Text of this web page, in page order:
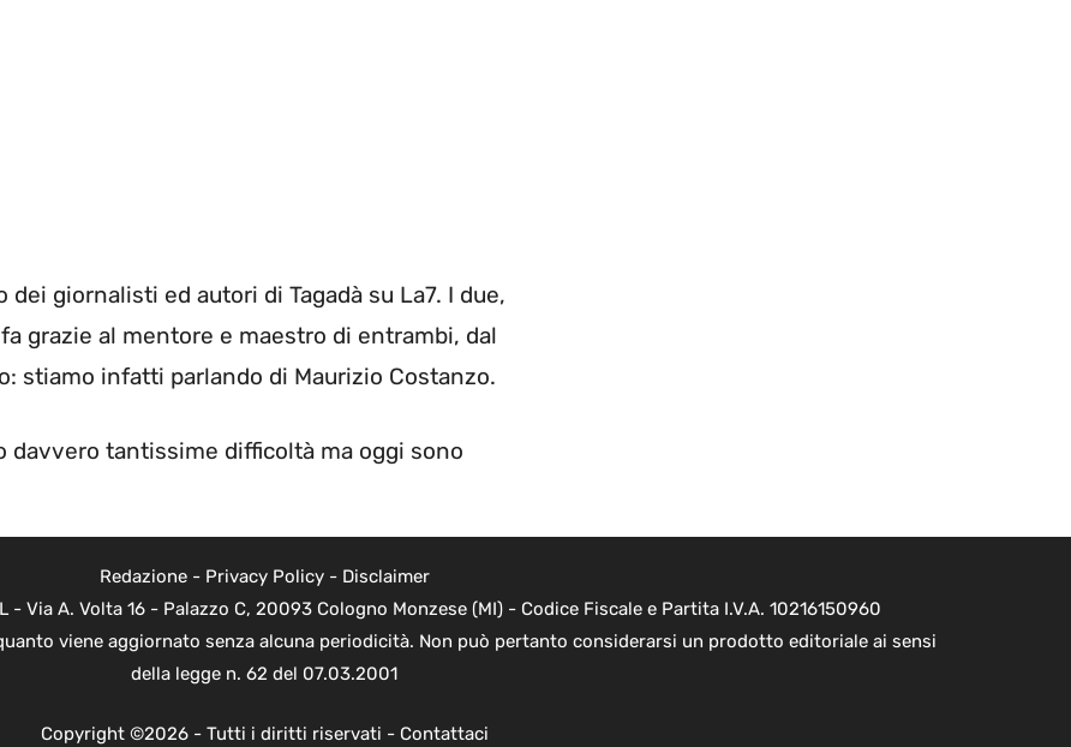
dei giornalisti ed autori di Tagadà su La7. I due,
grazie al mentore e maestro di entrambi, dal
stiamo infatti parlando di Maurizio Costanzo.
davvero tantissime difficoltà ma oggi sono
Redazione- Privacy Policy- Disclaimer
- Via A. Volta 16 - Palazzo C, 20093 Cologno Monzese (MI) - Codice Fiscale e Partita I.V.A. 10216150960
viene aggiornato senza alcuna periodicità. Non può pertanto considerarsi un prodotto editoriale ai sensi
della legge n. 62 del 07.03.2001
Copyright ©2026 - Tutti i diritti riservati - Contattaci